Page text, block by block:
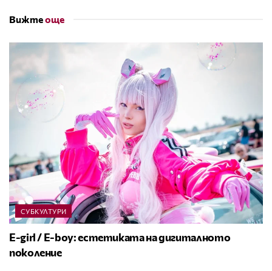
Вижтеоще
СУБКУЛТУРИ
E-girl / E-boy: естетиката на дигиталното
поколение